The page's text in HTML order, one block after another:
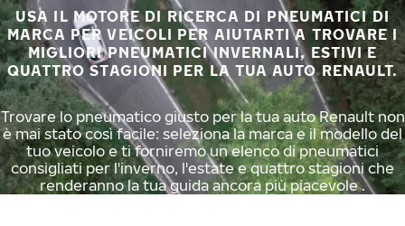
USA IL MOTORE DI RICERCA DI PNEUMATICI DI
MARCA PER VEICOLI PER AIUTARTI A TROVARE I
MIGLIORI PNEUMATICI INVERNALI, ESTIVI E
QUATTRO STAGIONI PER LA TUA AUTO RENAULT.
Trovare lo pneumatico giusto per la tua auto Renault non
è mai stato così facile: seleziona la marca e il modello del
tuo veicolo e ti forniremo un elenco di pneumatici
consigliati per l'inverno, l'estate e quattro stagioni che
renderanno la tua guida ancora più piacevole .